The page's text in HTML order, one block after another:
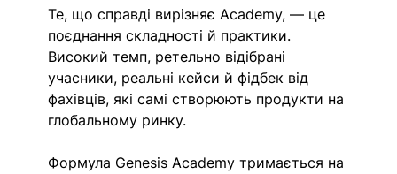
Те, що справді вирізняє Academy, — це
поєднання складності й практики.
Високий темп, ретельно відібрані
учасники, реальні кейси й фідбек від
фахівців, які самі створюють продукти на
глобальному ринку.
Формула Genesis Academy тримається на